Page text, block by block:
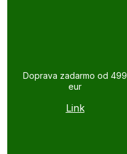
Doprava zadarmo od 499
eur
Link